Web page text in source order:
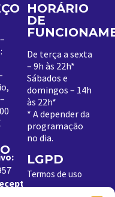
HORÁRIO
DE
De terça a sexta
– 9h às 22h*
Sábados e
domingos – 14h
às 22h*
* A depender da
programação
no dia.
LGPD
Termos de uso